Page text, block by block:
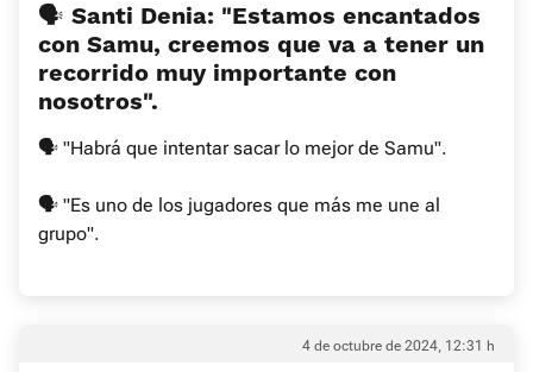
🗣 Santi Denia: "Estamos encantados
con Samu, creemos que va a tener un
recorrido muy importante con
nosotros".
🗣 "Habrá que intentar sacar lo mejor de Samu".
🗣 "Es uno de los jugadores que más me une al
grupo".
4 de octubre de 2024, 12:31 h